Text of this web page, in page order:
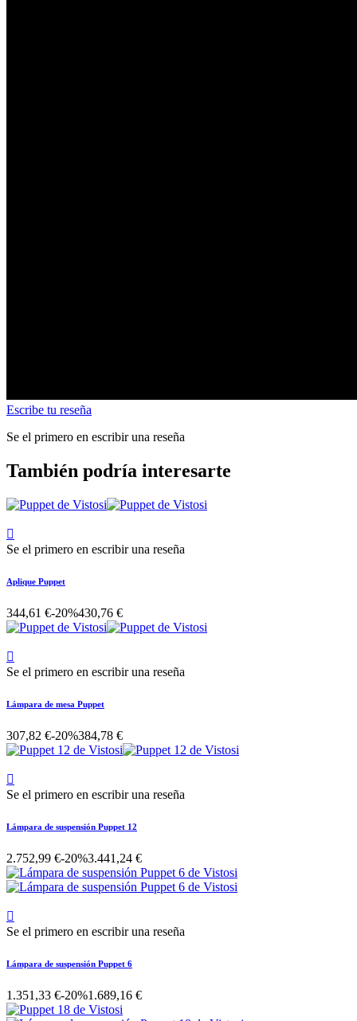
Escribe tu reseña
Se el primero en escribir una reseña
También podría interesarte

Se el primero en escribir una reseña
Aplique Puppet
344,61 €-20%430,76 €

Se el primero en escribir una reseña
Lámpara de mesa Puppet
307,82 €-20%384,78 €

Se el primero en escribir una reseña
Lámpara de suspensión Puppet 12
2.752,99 €-20%3.441,24 €

Se el primero en escribir una reseña
Lámpara de suspensión Puppet 6
1.351,33 €-20%1.689,16 €